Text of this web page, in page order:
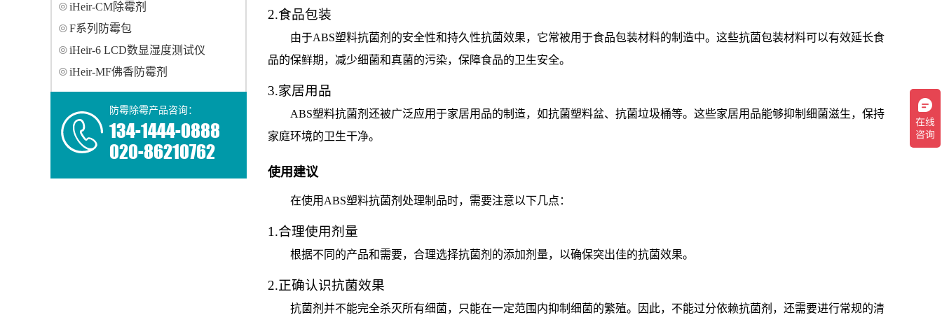
iHeir-CM除霉剂
F系列防霉包
iHeir-6 LCD数显湿度测试仪
iHeir-MF佛香防霉剂
防霉除霉产品咨询：
134-1444-0888
020-86210762
2.食品包装
由于ABS塑料抗菌剂的安全性和持久性抗菌效果，它常被用于食品包装材料的制造中。这些抗菌包装材料可以有效延长食
品的保鲜期，减少细菌和真菌的污染，保障食品的卫生安全。
3.家居用品
ABS塑料抗菌剂还被广泛应用于家居用品的制造，如抗菌塑料盆、抗菌垃圾桶等。这些家居用品能够抑制细菌滋生，保持
家庭环境的卫生干净。
使用建议
在使用ABS塑料抗菌剂处理制品时，需要注意以下几点：
1.合理使用剂量
根据不同的产品和需要，合理选择抗菌剂的添加剂量，以确保突出佳的抗菌效果。
2.正确认识抗菌效果
抗菌剂并不能完全杀灭所有细菌，只能在一定范围内抑制细菌的繁殖。因此，不能过分依赖抗菌剂，还需要进行常规的清